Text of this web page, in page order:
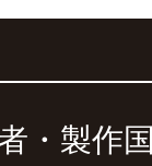
・製作